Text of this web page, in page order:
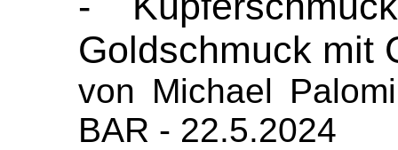
Goldschmuck mit
von Michael
BAR - 22.5.2024